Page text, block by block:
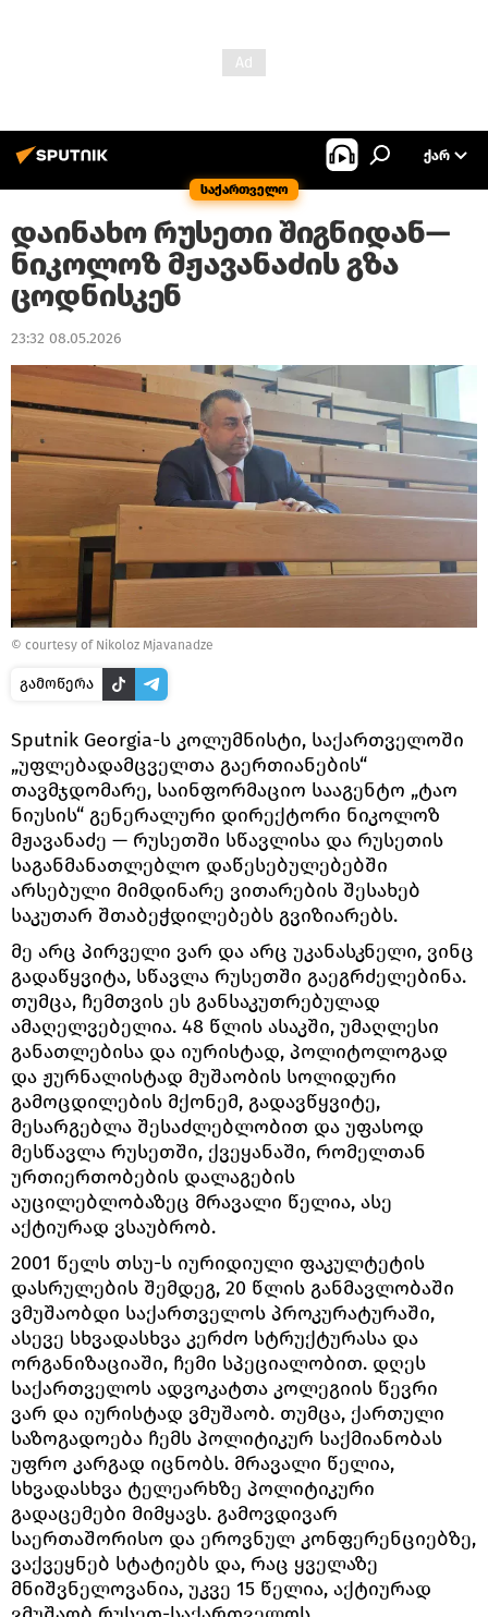
საქართველო
ᲥᲐᲠ
დაინახო რუსეთი შიგნიდან—
ნიკოლოზ მჟავანაძის გზა
ცოდნისკენ
23:32 08.05.2026
© courtesy of Nikoloz Mjavanadze
გამოწერა
Sputnik Georgia-ს კოლუმნისტი, საქართველოში
„უფლებადამცველთა გაერთიანების“
თავმჯდომარე, საინფორმაციო სააგენტო „ტაო
ნიუსის“ გენერალური დირექტორი ნიკოლოზ
მჟავანაძე — რუსეთში სწავლისა და რუსეთის
საგანმანათლებლო დაწესებულებებში
არსებული მიმდინარე ვითარების შესახებ
საკუთარ შთაბეჭდილებებს გვიზიარებს.
მე არც პირველი ვარ და არც უკანასკნელი, ვინც
გადაწყვიტა, სწავლა რუსეთში გაეგრძელებინა.
თუმცა, ჩემთვის ეს განსაკუთრებულად
ამაღელვებელია. 48 წლის ასაკში, უმაღლესი
განათლებისა და იურისტად, პოლიტოლოგად
და ჟურნალისტად მუშაობის სოლიდური
გამოცდილების მქონემ, გადავწყვიტე,
მესარგებლა შესაძლებლობით და უფასოდ
მესწავლა რუსეთში, ქვეყანაში, რომელთან
ურთიერთობების დალაგების
აუცილებლობაზეც მრავალი წელია, ასე
აქტიურად ვსაუბრობ.
2001 წელს თსუ-ს იურიდიული ფაკულტეტის
დასრულების შემდეგ, 20 წლის განმავლობაში
ვმუშაობდი საქართველოს პროკურატურაში,
ასევე სხვადასხვა კერძო სტრუქტურასა და
ორგანიზაციაში, ჩემი სპეციალობით. დღეს
საქართველოს ადვოკატთა კოლეგიის წევრი
ვარ და იურისტად ვმუშაობ. თუმცა, ქართული
საზოგადოება ჩემს პოლიტიკურ საქმიანობას
უფრო კარგად იცნობს. მრავალი წელია,
სხვადასხვა ტელეარხზე პოლიტიკური
გადაცემები მიმყავს. გამოვდივარ
საერთაშორისო და ეროვნულ კონფერენციებზე,
ვაქვეყნებ სტატიებს და, რაც ყველაზე
მნიშვნელოვანია, უკვე 15 წელია, აქტიურად